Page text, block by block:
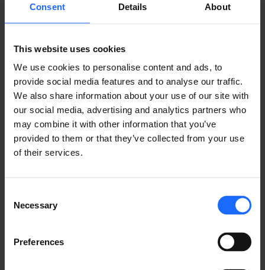
Consent Details About
This website uses cookies
We use cookies to personalise content and ads, to
provide social media features and to analyse our traffic.
We also share information about your use of our site with
our social media, advertising and analytics partners who
may combine it with other information that you’ve
provided to them or that they’ve collected from your use
of their services.
Selection
Necessary
Preferences
Lorem Ipsum is
simply dummy text
of the printing and
typesetting
industry
Lorem Ipsum is
simply dummy text